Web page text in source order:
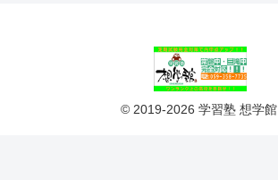
© 2019-2026 学習塾 想学館.